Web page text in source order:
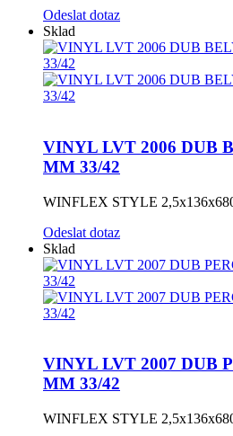
Odeslat dotaz
Sklad
VINYL LVT 2006 DUB
MM 33/42
WINFLEX STYLE
Odeslat dotaz
Sklad
VINYL LVT 2007 DUB
MM 33/42
WINFLEX STYLE